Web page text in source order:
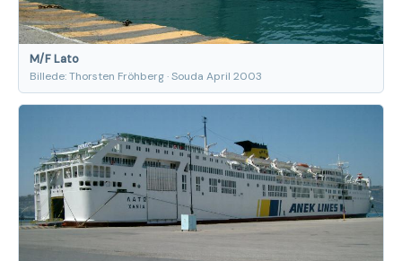
M/F Lato
Billede: Thorsten Fröhberg · Souda April 2003